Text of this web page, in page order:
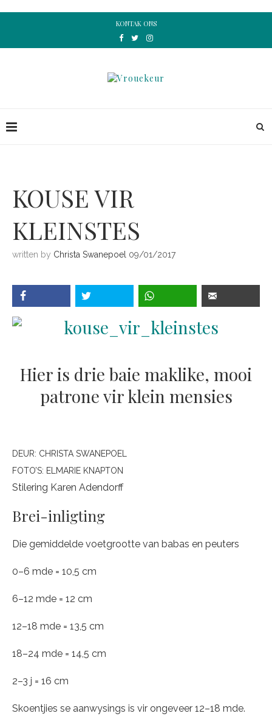
KONTAK ONS
KOUSE VIR
KLEINSTES
written by Christa Swanepoel 09/01/2017
Hier is drie baie maklike, mooi
patrone vir klein mensies
DEUR: CHRISTA SWANEPOEL
FOTO’S: ELMARIE KNAPTON
Stilering Karen Adendorff
Brei-inligting
Die gemiddelde voetgrootte van babas en peuters
0–6 mde = 10,5 cm
6–12 mde = 12 cm
12–18 mde = 13,5 cm
18–24 mde = 14,5 cm
2–3 j = 16 cm
Skoentjies se aanwysings is vir ongeveer 12–18 mde.